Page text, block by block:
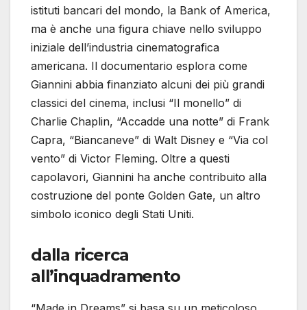
istituti bancari del mondo, la Bank of America,
ma è anche una figura chiave nello sviluppo
iniziale dell’industria cinematografica
americana. Il documentario esplora come
Giannini abbia finanziato alcuni dei più grandi
classici del cinema, inclusi “Il monello” di
Charlie Chaplin, “Accadde una notte” di Frank
Capra, “Biancaneve” di Walt Disney e “Via col
vento” di Victor Fleming. Oltre a questi
capolavori, Giannini ha anche contribuito alla
costruzione del ponte Golden Gate, un altro
simbolo iconico degli Stati Uniti.
dalla ricerca
all’inquadramento